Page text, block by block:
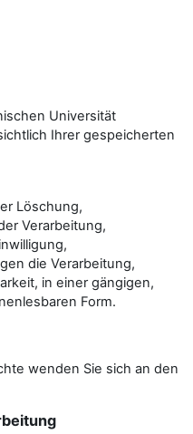
Universität
Ihrer gespeicherten
Löschung,
Verarbeitung,
die Verarbeitung,
in einer gängigen,
Form.
wenden Sie sich an den